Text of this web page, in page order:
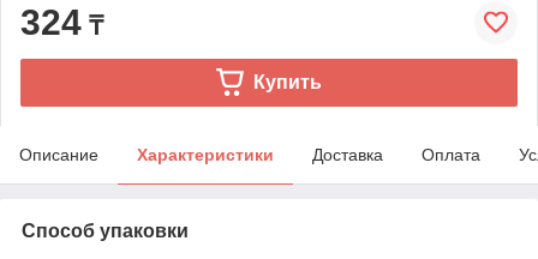
324 ₸
Купить
Описание Характеристики Доставка Оплата
Способ упаковки